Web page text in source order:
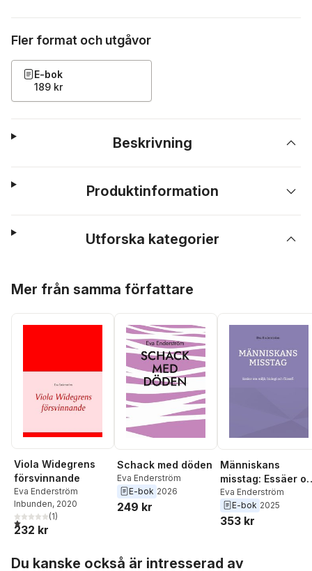
Fler format och utgåvor
E-bok
189 kr
Beskrivning
Produktinformation
Utforska kategorier
Mer från samma författare
Viola Widegrens
försvinnande
Eva Enderström
Inbunden, 2020
1,0utav 5 stjärnor. Totalt antal röster:
(1)
232 kr
Schack med döden
Eva Enderström
E-bok 2026
249 kr
Människans
misstag: Essäer
miljö, biologi och
filosofi
Eva Enderström
E-bok 2025
353 kr
Du kanske också är intresserad av